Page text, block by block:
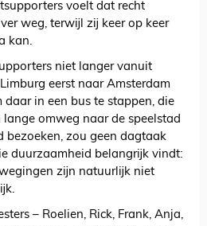
voelt dat recht
weg, terwijl zij keer op keer
kan.
niet langer vanuit
eerst naar Amsterdam
daar in een bus te stappen, die
lange omweg naar de speelstad
bezoeken, zou geen dagtaak
duurzaamheid belangrijk vindt:
zijn natuurlijk niet
– Roelien, Rick, Frank, Anja,